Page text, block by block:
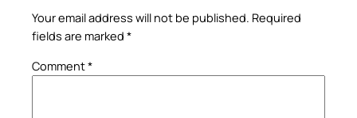
Your email address will not be published. Required
fields are marked *
Comment*